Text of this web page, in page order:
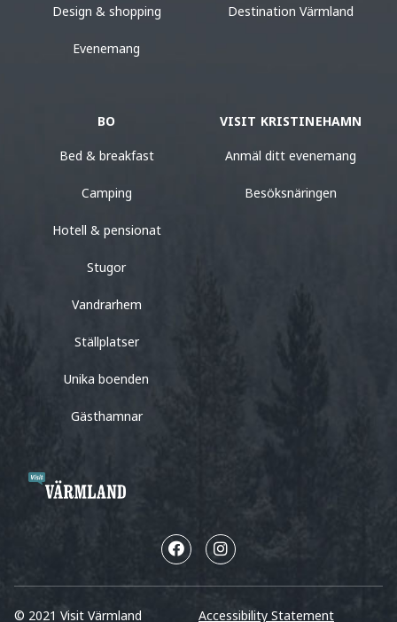
Design & shopping
Evenemang
Destination Värmland
BO
Bed & breakfast
Camping
Hotell & pensionat
Stugor
Vandrarhem
Ställplatser
Unika boenden
Gästhamnar
VISIT KRISTINEHAMN
Anmäl ditt evenemang
Besöksnäringen
© 2021 Visit Värmland Accessibility Statement